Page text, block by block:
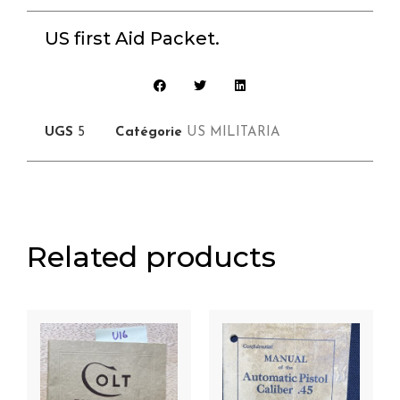
US first Aid Packet.
UGS 5 Catégorie US MILITARIA
Related products